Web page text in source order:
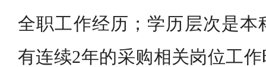
全职工作经历；学历层次是本
有连续2年的采购相关岗位工